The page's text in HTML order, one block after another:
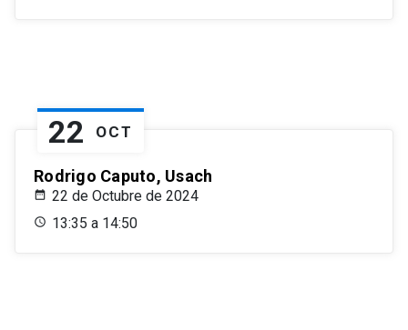
22 OCT
Rodrigo Caputo, Usach
22 de Octubre de 2024
13:35 a 14:50